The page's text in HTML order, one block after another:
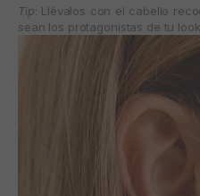
Tip: Llévalos con el cabello
sean los protagonistas de tu look.